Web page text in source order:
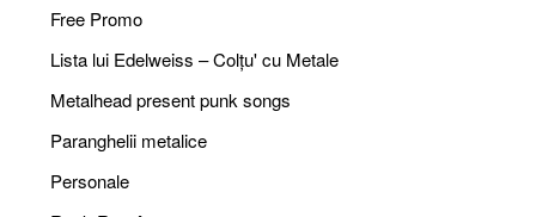
Free Promo
Lista lui Edelweiss – Colțu' cu Metale
Metalhead present punk songs
Paranghelii metalice
Personale